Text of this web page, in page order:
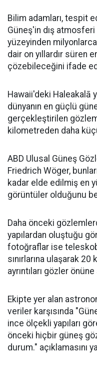
Bilim adamları, tespit
Güneş'in dış atmosferi
yüzeyinden
dair on yıllardır süren
çözebileceğini ifade
Hawaii'deki Haleakalā
dünyanın en güçlü
gerçekleştirilen
kilometreden daha
ABD Ulusal Güneş
Friedrich Wöger,
kadar elde edilmiş en
görüntüler olduğunu
Daha önceki
yapılardan oluştuğu
fotoğraflar ise
sınırlarına ulaşarak
ayrıntıları gözler
Ekipte yer alan
veriler karşısında
ince ölçekli yapıları
önceki hiçbir güneş
durum." açıklamasını